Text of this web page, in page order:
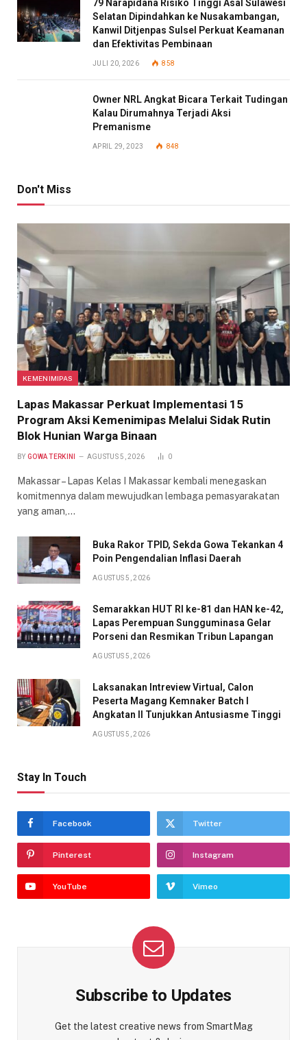
79 Narapidana Risiko Tinggi Asal Sulawesi
Selatan Dipindahkan ke Nusakambangan,
Kanwil Ditjenpas Sulsel Perkuat Keamanan
dan Efektivitas Pembinaan
JULI 20, 2026 858
Owner NRL Angkat Bicara Terkait Tudingan
Kalau Dirumahnya Terjadi Aksi
Premanisme
APRIL 29, 2023 848
Don't Miss
KEMENIMIPAS
Lapas Makassar Perkuat Implementasi 15
Program Aksi Kemenimipas Melalui Sidak Rutin
Blok Hunian Warga Binaan
BY GOWA TERKINI AGUSTUS 5, 2026 0
Makassar – Lapas Kelas I Makassar kembali menegaskan
komitmennya dalam mewujudkan lembaga pemasyarakatan
yang aman,…
Buka Rakor TPID, Sekda Gowa Tekankan 4
Poin Pengendalian Inflasi Daerah
AGUSTUS 5, 2026
Semarakkan HUT RI ke-81 dan HAN ke-42,
Lapas Perempuan Sungguminasa Gelar
Porseni dan Resmikan Tribun Lapangan
AGUSTUS 5, 2026
Laksanakan Intreview Virtual, Calon
Peserta Magang Kemnaker Batch I
Angkatan II Tunjukkan Antusiasme Tinggi
AGUSTUS 5, 2026
Stay In Touch
Facebook Twitter
Pinterest Instagram
YouTube Vimeo
Subscribe to Updates
Get the latest creative news from SmartMag